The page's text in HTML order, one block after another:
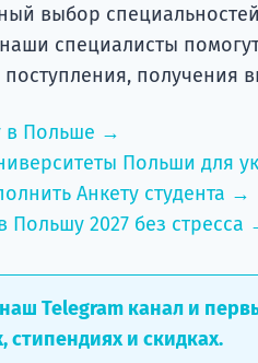
выбор
специалисты
поступления, получения
в Польше →
Польши для
Анкету студента →
Польшу 2027 без стресса
Telegram канал и
стипендиях и скидках.